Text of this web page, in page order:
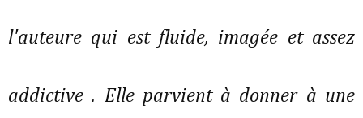
l'auteure qui est fluide, imagée et assez
addictive . Elle parvient à donner à une